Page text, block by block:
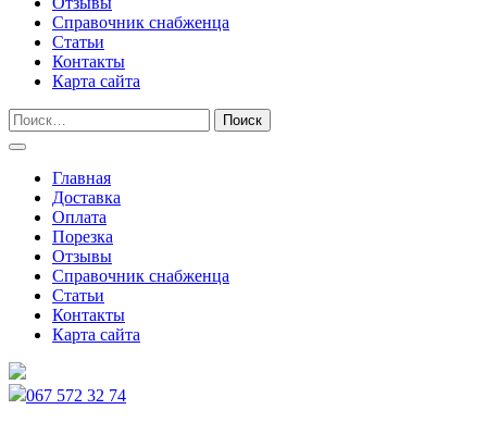
Справочник снабженца
Статьи
Контакты
Карта сайта
Главная
Доставка
Оплата
Порезка
Отзывы
Справочник снабженца
Статьи
Контакты
Карта сайта
067 572 32 74